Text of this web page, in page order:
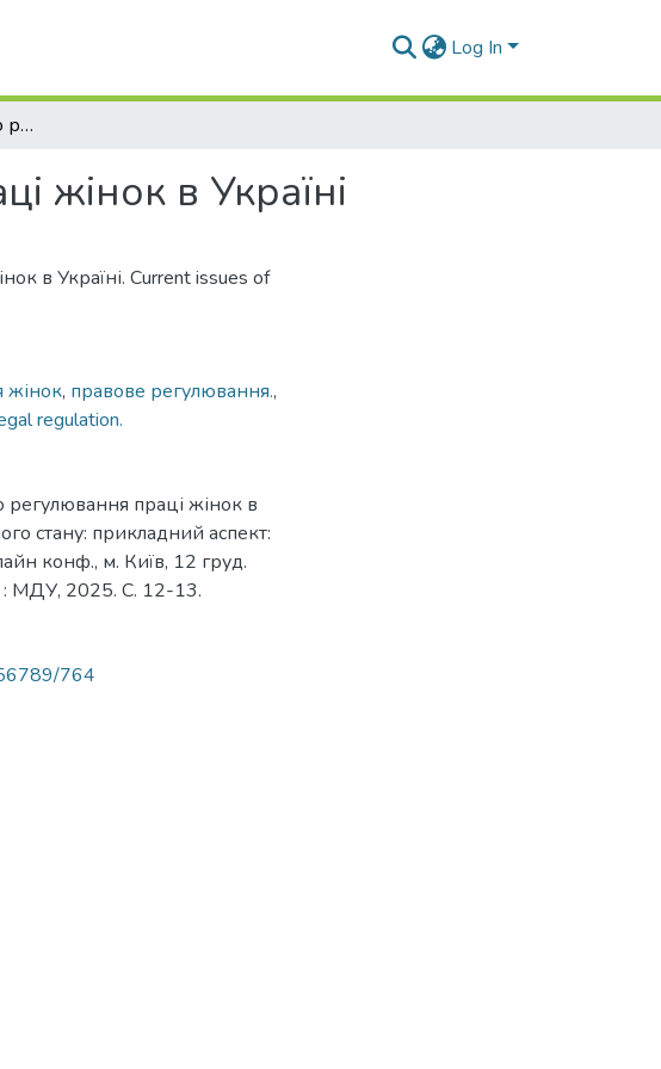
Log In
Особливості правового регулювання праці жінок в Україні
жінок в Україні
в Україні. Current issues of
жінок, правове регулювання.,
regulation.
праці жінок в
стану: прикладний аспект:
конф., м. Київ, 12 груд.
: МДУ, 2025. С. 12-13.
764